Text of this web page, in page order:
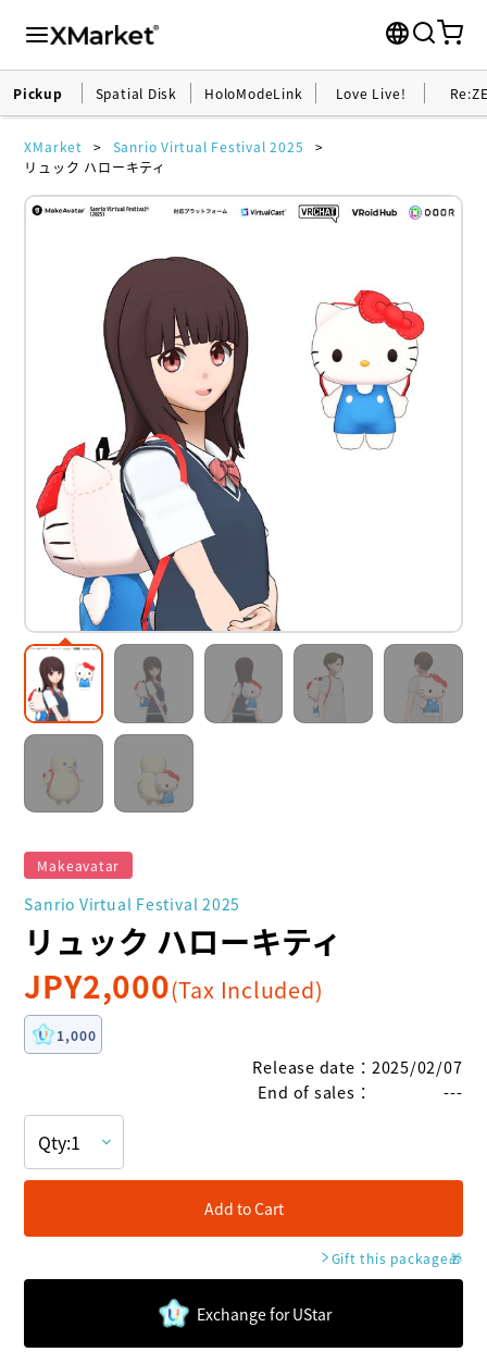
Pickup Spatial Disk HoloModeLink Love Live!
XMarket
Sanrio Virtual Festival 2025
リュック ハローキティ
Makeavatar
Sanrio Virtual Festival 2025
リュック ハローキティ
JPY2,000(Tax Included)
1,000
Release date ： 2025/02/07
End of sales ： ---
Add to Cart
Gift this package🎁
Exchange for UStar